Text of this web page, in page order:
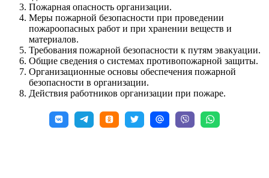
Пожарная опасность организации.
Меры пожарной безопасности при проведении
пожароопасных работ и при хранении веществ и
материалов.
Требования пожарной безопасности к путям эвакуации.
Общие сведения о системах противопожарной защиты.
Организационные основы обеспечения пожарной
безопасности в организации.
Действия работников организации при пожаре.